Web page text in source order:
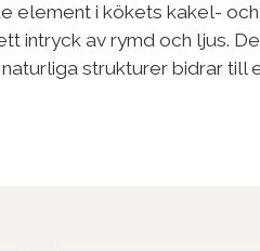
element i kökets kakel-
intryck av rymd och ljus.
strukturer bidrar till